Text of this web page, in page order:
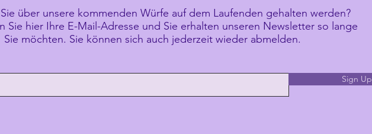
über unsere kommenden Würfe auf dem Laufenden gehalten werden?
Sie hier Ihre E-Mail-Adresse und Sie erhalten unseren Newsletter so lange
Sie möchten. Sie können sich auch jederzeit wieder abmelden.
Sign Up